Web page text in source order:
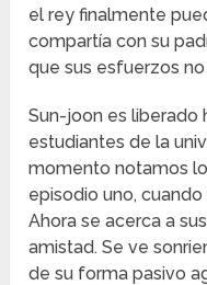
el rey finalmente
compartía con su
que sus esfuerzos
Sun-joon es liberado
estudiantes de la
momento notamos
episodio uno,
Ahora se acerca a
amistad. Se ve
de su forma pasivo